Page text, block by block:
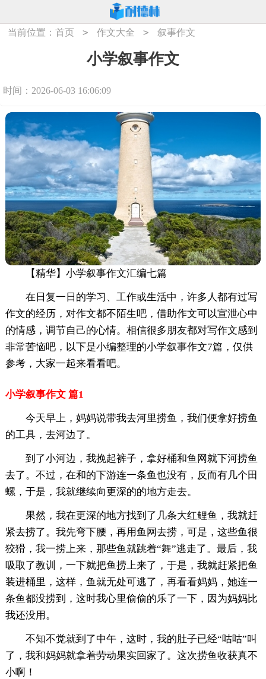
当前位置：首页 > 作文大全 > 叙事作文
小学叙事作文
时间：2026-06-03 16:06:09
【精华】小学叙事作文汇编七篇
在日复一日的学习、工作或生活中，许多人都有过写
作文的经历，对作文都不陌生吧，借助作文可以宣泄心中
的情感，调节自己的心情。相信很多朋友都对写作文感到
非常苦恼吧，以下是小编整理的小学叙事作文7篇，仅供
参考，大家一起来看看吧。
小学叙事作文 篇1
今天早上，妈妈说带我去河里捞鱼，我们便拿好捞鱼
的工具，去河边了。
到了小河边，我挽起裤子，拿好桶和鱼网就下河捞鱼
去了。不过，在和的下游连一条鱼也没有，反而有几个田
螺，于是，我就继续向更深的的地方走去。
果然，我在更深的地方找到了几条大红鲤鱼，我就赶
紧去捞了。我先弯下腰，再用鱼网去捞，可是，这些鱼很
狡猾，我一捞上来，那些鱼就跳着“舞”逃走了。最后，我
吸取了教训，一下就把鱼捞上来了，于是，我就赶紧把鱼
装进桶里，这样，鱼就无处可逃了，再看看妈妈，她连一
条鱼都没捞到，这时我心里偷偷的乐了一下，因为妈妈比
我还没用。
不知不觉就到了中午，这时，我的肚子已经“咕咕”叫
了，我和妈妈就拿着劳动果实回家了。这次捞鱼收获真不
小啊！